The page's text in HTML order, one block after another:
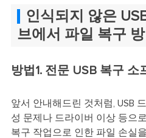
인식되지 않은
브에서 파일 복구 방
방법1. 전문 USB 복구 소
앞서 안내해드린 것처럼, USB
성 문제나 드라이버 이상 등으
복구 작업으로 인한 파일 손실